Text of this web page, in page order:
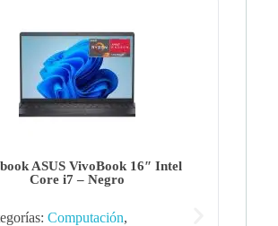
ASUS VivoBook 16″ Intel
Core i7 – Negro
Computación,